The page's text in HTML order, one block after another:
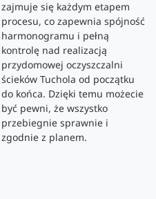
zajmuje się każdym etapem
procesu, co zapewnia spójność
harmonogramu i pełną
kontrolę nad realizacją
przydomowej oczyszczalni
ścieków Tuchola od początku
do końca. Dzięki temu możecie
być pewni, że wszystko
przebiegnie sprawnie i
zgodnie z planem.